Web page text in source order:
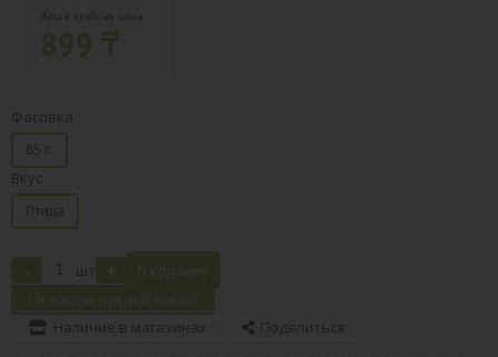
Ваша клубная цена:
Фасовка
85 г.
Вкус
Птица
- шт + В корзину
Не нашли нужный товар?
Наличие в магазинах Поделиться